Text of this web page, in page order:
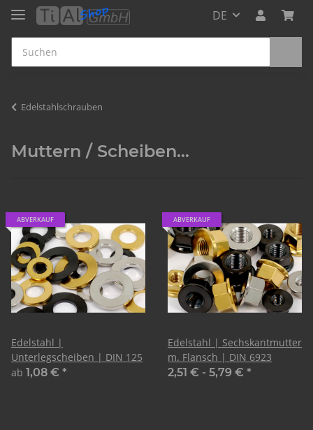
DE
Edelstahlschrauben
Muttern / Scheiben...
ABVERKAUF
Edelstahl |
Unterlegscheiben | DIN 125
ab 1,08 € *
ABVERKAUF
Edelstahl | Sechskantmutter
m. Flansch | DIN 6923
2,51 € - 5,79 € *